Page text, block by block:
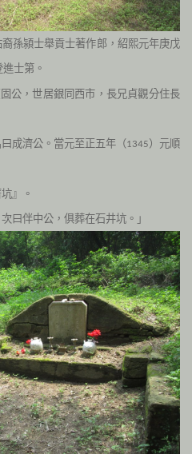
孫潁士舉貢士著作郎，紹熙元年庚戊
士第。
公，世居銀同西市，長兄貞觀分住長
成濟公。當元至正五年（1345）元順
』。
曰伴中公，俱葬在石井坑。」